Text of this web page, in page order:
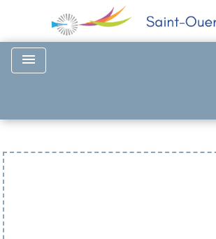
menu